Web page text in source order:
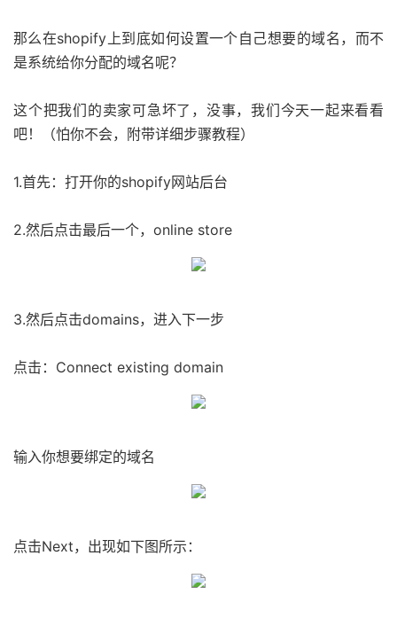
那么在shopify上到底如何设置一个自己想要的域名，而不
是系统给你分配的域名呢？
这个把我们的卖家可急坏了，没事，我们今天一起来看看
吧！（怕你不会，附带详细步骤教程）
1.首先：打开你的shopify网站后台
2.然后点击最后一个，online store
3.然后点击domains，进入下一步
点击：Connect existing domain
输入你想要绑定的域名
点击Next，出现如下图所示：